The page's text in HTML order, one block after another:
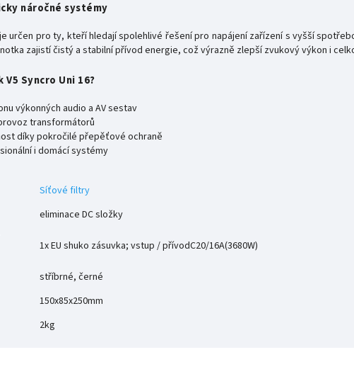
náročné systémy
je určen pro ty, kteří hledají spolehlivé řešení pro napájení zařízení s vyšší
zajistí čistý a stabilní přívod energie, což výrazně zlepší zvukový výkon i
Syncro Uni 16?
výkonných audio a AV sestav
transformátorů
díky pokročilé přepěťové ochraně
i domácí systémy
Síťové filtry
eliminace DC složky
1x EU shuko zásuvka; vstup / přívodC20/16A(3680W)
stříbrné, černé
150x85x250mm
2kg